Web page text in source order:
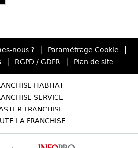
nous ? Paramétrage Cookie
RGPD / GDPR Plan de site
HABITAT
SERVICE
FRANCHISE
LA FRANCHISE